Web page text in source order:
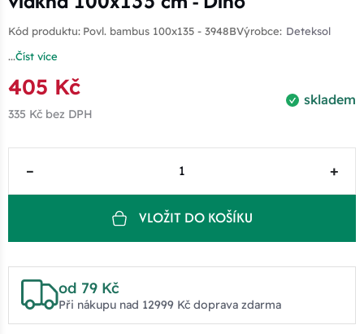
Kód produktu: Povl. bambus 100x135 - 3948BVýrobce: Deteksol
...Číst více
skladem
405 Kč
335 Kč bez DPH
– +
VLOŽIT DO KOŠÍKU
od 79 Kč
Při nákupu nad 12999 Kč doprava zdarma